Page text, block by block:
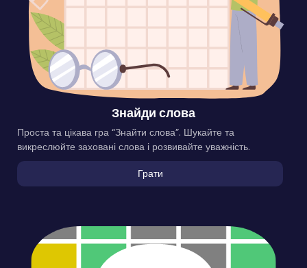
Знайди слова
Проста та цікава гра “Знайти слова”. Шукайте та
викреслюйте заховані слова і розвивайте уважність.
Грати